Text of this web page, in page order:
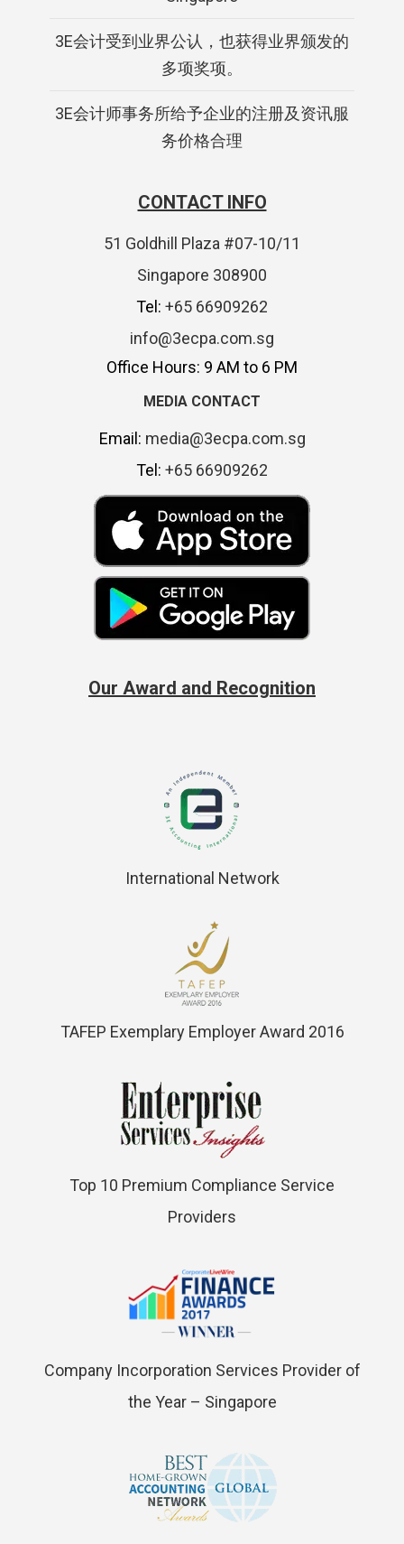
3E会计受到业界公认，也获得业界颁发的
多项奖项。
3E会计师事务所给予企业的注册及资讯服
务价格合理
CONTACT INFO
51 Goldhill Plaza #07-10/11
Singapore 308900
Tel: +65 66909262
info@3ecpa.com.sg
Office Hours: 9 AM to 6 PM
MEDIA CONTACT
Email: media@3ecpa.com.sg
Tel: +65 66909262
Our Award and Recognition
International Network
TAFEP Exemplary Employer Award 2016
Top 10 Premium Compliance Service
Providers
Company Incorporation Services Provider of
the Year – Singapore